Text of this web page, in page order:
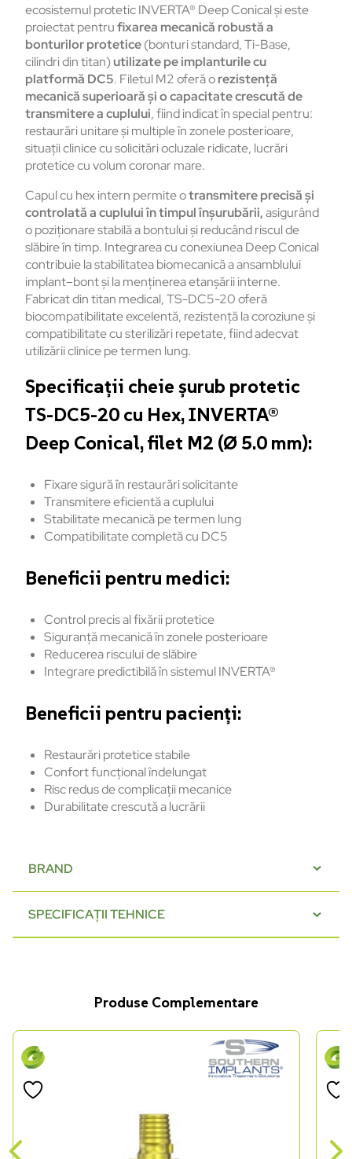
ecosistemul protetic INVERTA® Deep Conicalșieste
proiectatpentrufixarea mecanică robustăa
bonturilorprotetice(bonturistandard,Ti-Base,
cilindridin titan)utilizatepeimplanturilecu
platformă DC5. FiletulM2oferăorezistență
mecanicăsuperioarășio capacitatecrescutăde
transmitereacuplului,fiindindicatînspecialpentru:
restaurăriunitareșimultipleînzoneleposterioare,
situațiiclinicecusolicităriocluzaleridicate, lucrări
proteticecuvolumcoronarmare.
Capul cu hex intern permiteotransmitereprecisăși
controlatăacupluluiîntimpulînșurubării,asigurând
opoziționarestabilăabontuluișireducândrisculde
slăbireîntimp. IntegrareacuconexiuneaDeep Conical
contribuielastabilitateabiomecanicăaansamblului
implant–bontșilamenținereaetanșăriiinterne.
Fabricatdin titan medical, TS-DC5-20oferă
biocompatibilitateexcelentă, rezistențălacoroziuneși
compatibilitatecusterilizărirepetate,fiindadecvat
utilizăriiclinicepetermen lung.
Specificații cheie șurub protetic
TS-DC5-20 cu Hex, INVERTA®
Deep Conical, filet M2 (Ø 5.0 mm):
Fixare sigurăîn restaurărisolicitante
Transmitereeficientăacuplului
Stabilitatemecanicăpetermen lung
Compatibilitatecompletăcu DC5
Beneficii pentru medici:
Control precis alfixăriiprotetice
Siguranțămecanicăînzoneleposterioare
Reducerearisculuideslăbire
IntegrarepredictibilăînsistemulINVERTA®
Beneficii pentru pacienți:
Restaurăriproteticestabile
Confortfuncționalîndelungat
Riscredusdecomplicațiimecanice
Durabilitatecrescutăa lucrării
BRAND
SPECIFICAȚII TEHNICE
Produse Complementare